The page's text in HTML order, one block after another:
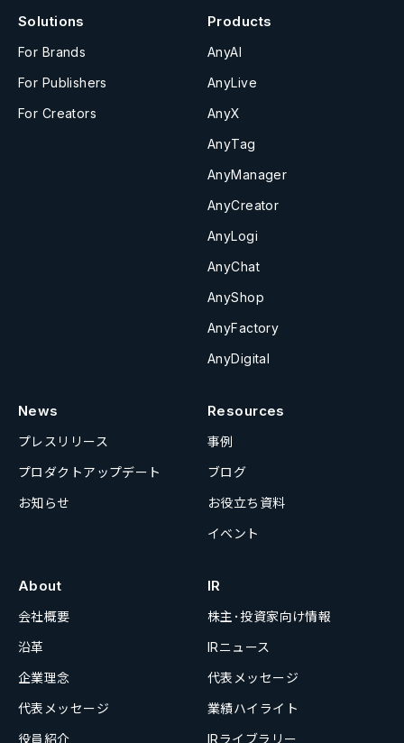
Solutions
For Brands
For Publishers
For Creators
Products
AnyAI
AnyLive
AnyX
AnyTag
AnyManager
AnyCreator
AnyLogi
AnyChat
AnyShop
AnyFactory
AnyDigital
News
プレスリリース
プロダクトアップデート
お知らせ
Resources
事例
ブログ
お役立ち資料
イベント
About
会社概要
沿革
企業理念
代表メッセージ
役員紹介
IR
株主･投資家向け情報
IRニュース
代表メッセージ
業績ハイライト
IRライブラリー